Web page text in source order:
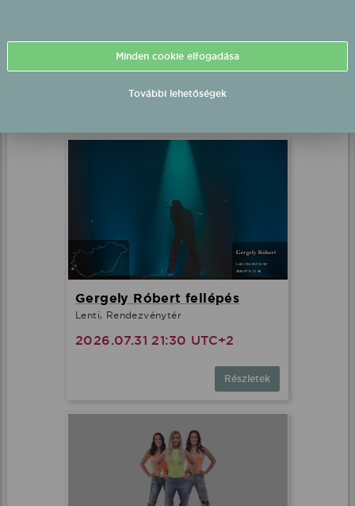
Nyíregyháza, Sóstó Garden
2026.07.31 21:30 UTC+2
Gergely Róbert fellépés
Lenti, Rendezvénytér
2026.07.31 21:30 UTC+2
Részletek
Minden cookie elfogadása
További lehetőségek